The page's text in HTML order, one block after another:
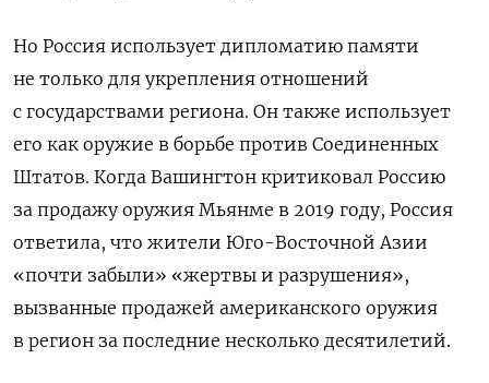
Но Россия использует дипломатию памяти
не только для укрепления отношений
с государствами региона. Он также использует
его как оружие в борьбе против Соединенных
Штатов. Когда Вашингтон критиковал Россию
за продажу оружия Мьянме в 2019 году, Россия
ответила, что жители Юго-Восточной Азии
«почти забыли» «жертвы и разрушения»,
вызванные продажей американского оружия
в регион за последние несколько десятилетий.